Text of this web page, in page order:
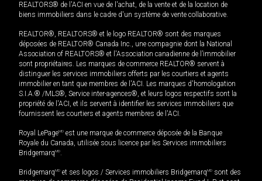
REALTORS® de l'ACI en vue de l'achat, de la vente et de la location de
biens immobiliers dans le cadre d'un système de vente collaborative.
REALTOR®, REALTORS® et le logo REALTOR® sont des marques
déposées de REALTOR® Canada Inc., une compagnie dont la National
Association of REALTORS® et l'Association canadienne de l’immobilier
sont propriétaires. Les marques de commerce REALTOR® servent à
distinguer les services immobiliers offerts par les courtiers et agents
immobilier en tant que membres de l'ACI. Les marques d'homologation
S.I.A.® /MLS®, Service inter-agences®, et leurs logos respectifs sont la
propriété de l'ACI, et ils servent à identifier les services immobiliers que
fournissent les courtiers et agents membres de l'ACI.
Royal LePageMD est une marque de commerce déposée de la Banque
Royale du Canada, utilisée sous licence par les Services immobiliers
BridgemarqMD.
BridgemarqMD et ses logos / Services immobiliers BridgemarqMD sont des